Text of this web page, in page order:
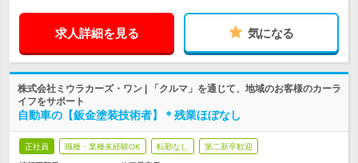
求人詳細を見る 気になる
株式会社ミウラカーズ・ワン | 「クルマ」を通じて、地域のお客様のカーラ
イフをサポート
自動車の【鈑金塗装技術者】＊残業ほぼなし
正社員 職種・業種未経験OK 転勤なし 第二新卒歓迎